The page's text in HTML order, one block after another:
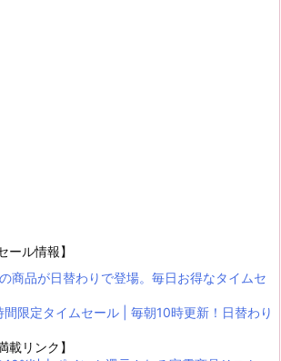
ール情報】
商品が日替わりで登場。毎日お得なタイムセ
間限定タイムセール | 毎朝10時更新！日替わり
載リンク】